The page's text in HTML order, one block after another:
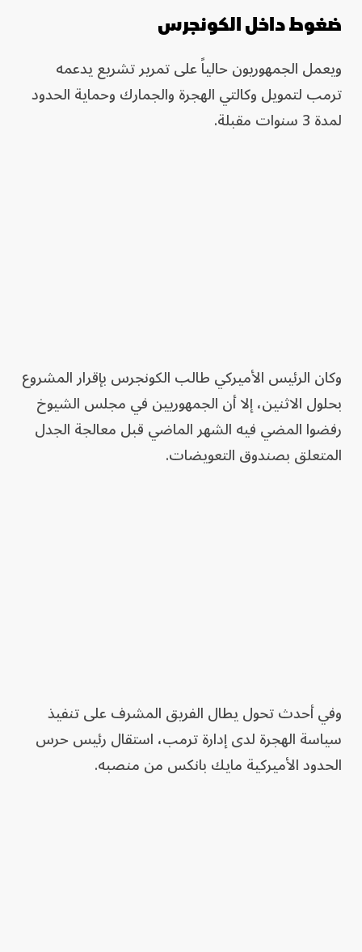
ضغوط داخل الكونجرس
ويعمل الجمهوريون حالياً على تمرير تشريع يدعمه
ترمب لتمويل وكالتي الهجرة والجمارك وحماية الحدود
لمدة 3 سنوات مقبلة.
وكان الرئيس الأميركي طالب الكونجرس بإقرار المشروع
بحلول الاثنين، إلا أن الجمهوريين في مجلس الشيوخ
رفضوا المضي فيه الشهر الماضي قبل معالجة الجدل
المتعلق بصندوق التعويضات.
وفي أحدث تحول يطال الفريق المشرف على تنفيذ
سياسة الهجرة لدى إدارة ترمب، استقال رئيس حرس
الحدود الأميركية مايك بانكس من منصبه.